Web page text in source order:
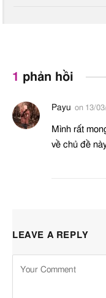
Potassium Sorbate
Sodium Benzoate
1 phản hồi
Payu on 13/
Mình rất
về chủ đề
LEAVE A REPLY